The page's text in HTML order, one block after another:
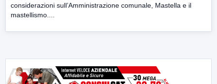
considerazioni sull’Amministrazione comunale, Mastella e il
mastellismo....